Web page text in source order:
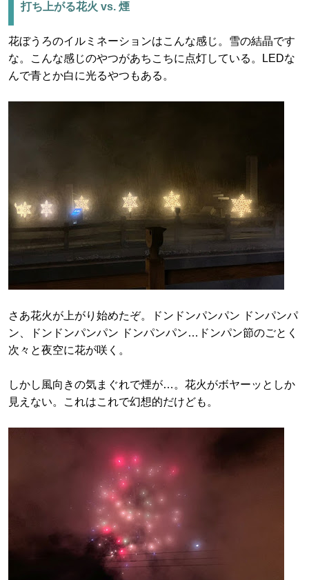
打ち上がる花火 vs. 煙
花ぼうろのイルミネーションはこんな感じ。雪の結晶です
な。こんな感じのやつがあちこちに点灯している。LEDな
んで青とか白に光るやつもある。
さあ花火が上がり始めたぞ。ドンドンパンパン ドンパンパ
ン、ドンドンパンパン ドンパンパン…ドンパン節のごとく
次々と夜空に花が咲く。
しかし風向きの気まぐれで煙が…。花火がボヤーッとしか
見えない。これはこれで幻想的だけども。